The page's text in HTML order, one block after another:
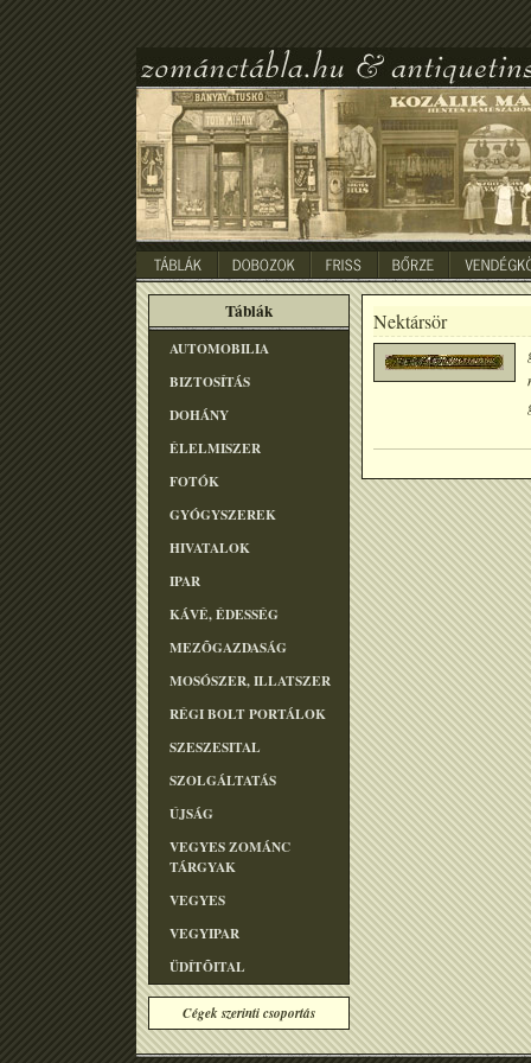
Táblák
AUTOMOBILIA
BIZTOSÍTÁS
DOHÁNY
ÉLELMISZER
FOTÓK
GYÓGYSZEREK
HIVATALOK
IPAR
KÁVÉ, ÉDESSÉG
MEZÕGAZDASÁG
MOSÓSZER, ILLATSZER
RÉGI BOLT PORTÁLOK
SZESZESITAL
SZOLGÁLTATÁS
ÚJSÁG
VEGYES ZOMÁNC
TÁRGYAK
VEGYES
VEGYIPAR
ÜDÍTÕITAL
Cégek szerinti csoportás
Nektársör